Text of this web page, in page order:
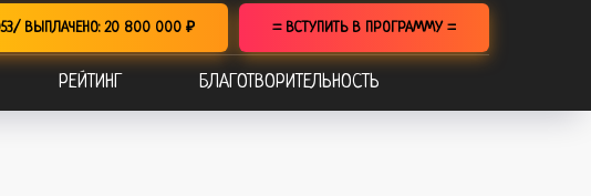
ВЫПЛАЧЕНО: 20 800 000 ₽ = ВСТУПИТЬ В ПРОГРАММУ =
РЕЙТИНГ БЛАГОТВОРИТЕЛЬНОСТЬ